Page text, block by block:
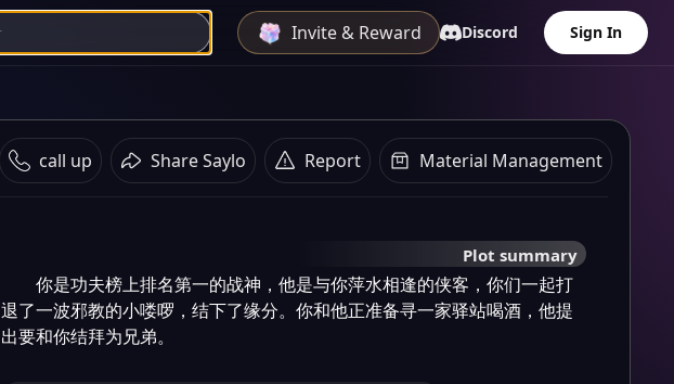
Invite & Reward Discord Sign In
剑心 call up Share Saylo Report Material Management
Plot summary
你是功夫榜上排名第一的战神，他是与你萍水相逢的侠客，你们一起打
退了一波邪教的小喽啰，结下了缘分。你和他正准备寻一家驿站喝酒，他提
出要和你结拜为兄弟。